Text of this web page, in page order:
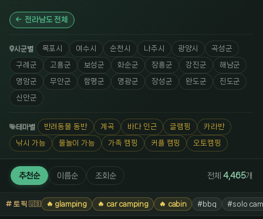
전라남도 전체
시군별 목포시 여수시 순천시 나주시 광양시 곡성군
구례군 고흥군 보성군 화순군 장흥군 강진군 해남군
영암군 무안군 함평군 영광군 장성군 완도군 진도군
신안군
테마별 반려동물 동반 계곡 바다 인근 글램핑 카라반
낚시 가능 물놀이 가능 가족 캠핑 커플 캠핑 오토캠핑
추천순 이름순 조회순 전체 4,465개
토픽🇺🇸 🔥 glamping 🔥 car camping 🔥 cabin #bbq #solo